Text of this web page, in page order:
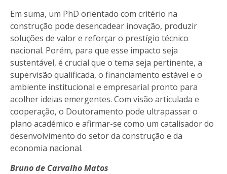
Em suma, um PhD orientado com critério na
construção pode desencadear inovação, produzir
soluções de valor e reforçar o prestígio técnico
nacional. Porém, para que esse impacto seja
sustentável, é crucial que o tema seja pertinente, a
supervisão qualificada, o financiamento estável e o
ambiente institucional e empresarial pronto para
acolher ideias emergentes. Com visão articulada e
cooperação, o Doutoramento pode ultrapassar o
plano académico e afirmar-se como um catalisador do
desenvolvimento do setor da construção e da
economia nacional.
Bruno de Carvalho Matos